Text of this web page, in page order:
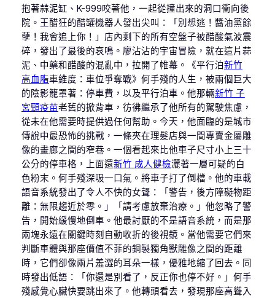
抱著蒜泥缸、K-999咬著他，一起從撞出來的洞口衝向後
院。王醋狂的醋罐機器人發出尖叫：「別想逃！醬油黨餘
孽！我會追上你！」店內剩下的所有空盤子被醋酸氣波震
碎，發出了最後的哀鳴。廖沾沾的宇宙冒險，就在這片蒜
泥、中藥和醋酸的混亂中，拉開了帷幕。《平行泊新竹
高血脂車維度：車位爭奪戰》何手殘的人生，被兩個巨大
的陰影籠罩著：停車費，以及平行泊車。他那輛新竹 子
宮頸疫苗老舊的掀背車，彷彿繼承了他所有的駕駛焦慮，
從未在他需要時提供過任何幫助。今天，他面臨的是城市
傳說中最恐怖的挑戰，一條夾在理髮店與一間專賣金屬雕
像的畫廊之間的窄巷。一個看起來比他車子尺寸小上三十
公分的停車格，上面還新竹 成人健檢灑著一層可疑的白
色粉末。何手殘深吸一口氣。將車子打了倒檔。他的車載
語音系統發出了令人不快的女聲：「警告，後方障礙物距
離：無限趨近於零。」「請考慮放棄治療。」他忽略了警
告，開始緩慢地倒車。他最討厭的不是語音系統，而是那
兩塊永遠在關鍵時刻自動收折的後視鏡。當他需要它們來
判斷車體與那座價值不菲的銅製獨角獸雕像之間的距離
時，它們卻像兩片羞澀的耳朵一樣，優雅地縮了回去。同
時發出低語：「你還是別看了，反正你也停不好。」何手
殘感覺心臟快要跳出來了。他轉頭看去，發現那座高聳入